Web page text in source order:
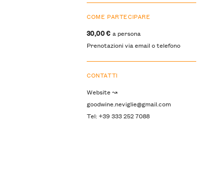
COME PARTECIPARE
30,00 € a persona
Prenotazioni via email o telefono
CONTATTI
Website ↝
goodwine.neviglie@gmail.com
Tel: +39 333 252 7088